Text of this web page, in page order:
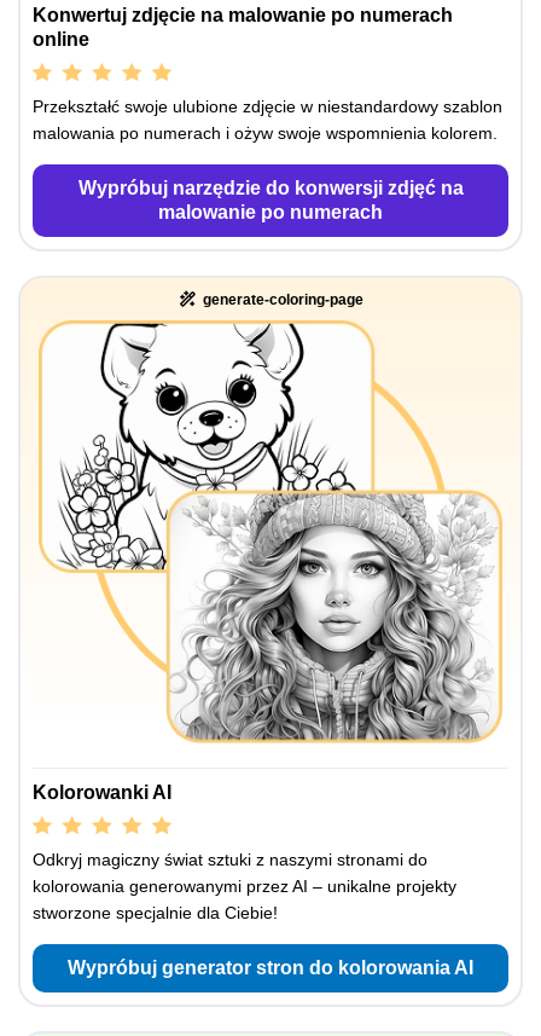
Konwertuj zdjęcie na malowanie po numerach
online
Przekształć swoje ulubione zdjęcie w niestandardowy szablon
malowania po numerach i ożyw swoje wspomnienia kolorem.
Wypróbuj narzędzie do konwersji zdjęć na
malowanie po numerach
generate-coloring-page
Kolorowanki AI
Odkryj magiczny świat sztuki z naszymi stronami do
kolorowania generowanymi przez AI – unikalne projekty
stworzone specjalnie dla Ciebie!
Wypróbuj generator stron do kolorowania AI